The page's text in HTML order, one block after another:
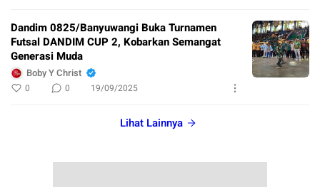
Dandim 0825/Banyuwangi Buka Turnamen
Futsal DANDIM CUP 2, Kobarkan Semangat
Generasi Muda
Boby Y Christ
0 0 19/09/2025
Lihat Lainnya